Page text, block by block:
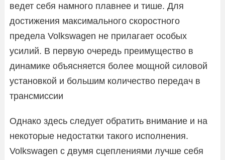
ведет себя намного плавнее и тише. Для
достижения максимального скоростного
предела Volkswagen не прилагает особых
усилий. В первую очередь преимущество в
динамике объясняется более мощной силовой
установкой и большим количество передач в
трансмиссии
Однако здесь следует обратить внимание и на
некоторые недостатки такого исполнения.
Volkswagen с двумя сцеплениями лучше себя